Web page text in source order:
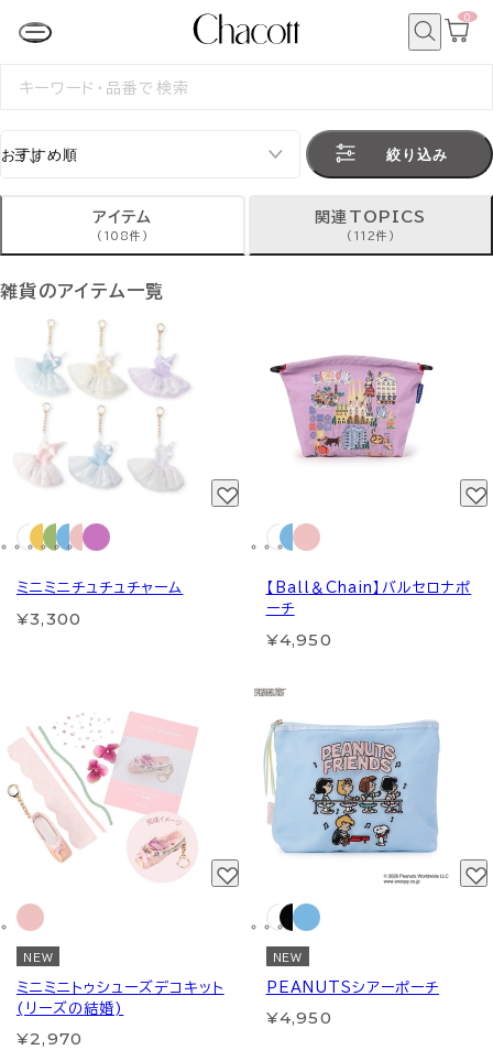
カ
0
検
絞り込み
アイテム
(108件)
関連TOPICS
(112件)
雑貨のアイテム一覧
ミニミニチュチュチャーム
¥3,300
【Ball＆Chain】バルセロナポ
ーチ
¥4,950
NEW
ミニミニトゥシューズデコキット
(リーズの結婚)
¥2,970
NEW
PEANUTSシアーポーチ
¥4,950